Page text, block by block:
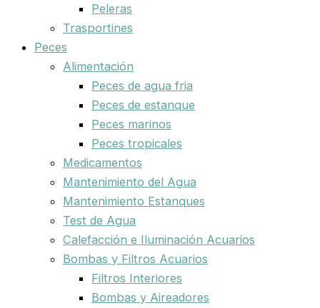
Peleras
Trasportines
Peces
Alimentación
Peces de agua fria
Peces de estanque
Peces marinos
Peces tropicales
Medicamentos
Mantenimiento del Agua
Mantenimiento Estanques
Test de Agua
Calefacción e Iluminación Acuarios
Bombas y Filtros Acuarios
Filtros Interiores
Bombas y Aireadores